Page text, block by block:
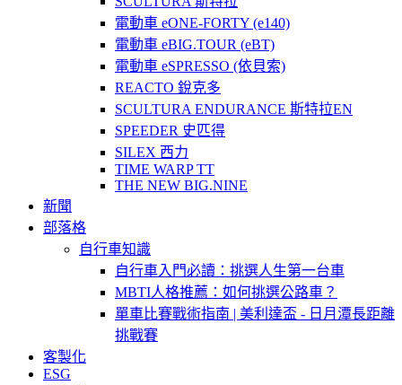
電動車 eONE-FORTY (e140)
電動車 eBIG.TOUR (eBT)
電動車 eSPRESSO (依貝索)
REACTO 銳克多
SCULTURA ENDURANCE 斯特拉EN
SPEEDER 史匹得
SILEX 西力
TIME WARP TT
THE NEW BIG.NINE
新聞
部落格
自行車知識
自行車入門必讀：挑選人生第一台車
MBTI人格推薦：如何挑選公路車？
單車比賽戰術指南 | 美利達盃 - 日月潭長距離
挑戰賽
客製化
ESG